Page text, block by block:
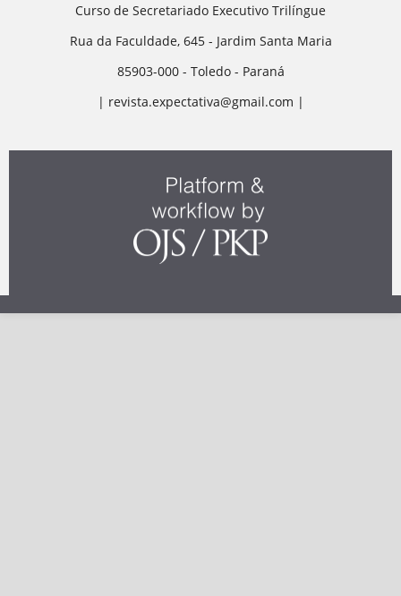
Curso de Secretariado Executivo Trilíngue
Rua da Faculdade, 645 - Jardim Santa Maria
85903-000 - Toledo - Paraná
| revista.expectativa@gmail.com |